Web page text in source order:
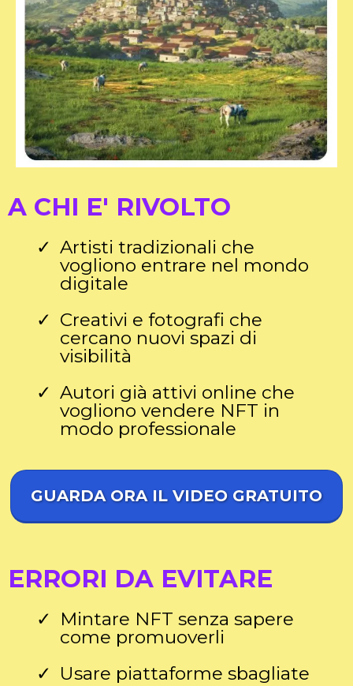
A CHI E' RIVOLTO
Artisti tradizionali che
vogliono entrare nel mondo
digitale
Creativi e fotografi che
cercano nuovi spazi di
visibilità
Autori già attivi online che
vogliono vendere NFT in
modo professionale
GUARDA ORA IL VIDEO GRATUITO
ERRORI DA EVITARE
Mintare NFT senza sapere
come promuoverli
Usare piattaforme sbagliate